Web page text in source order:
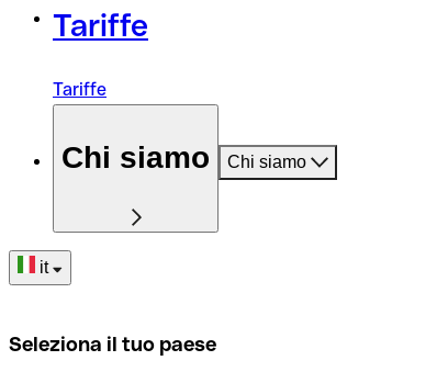
Tariffe
Tariffe
Chi siamo Chi siamo
it
Seleziona il tuo paese